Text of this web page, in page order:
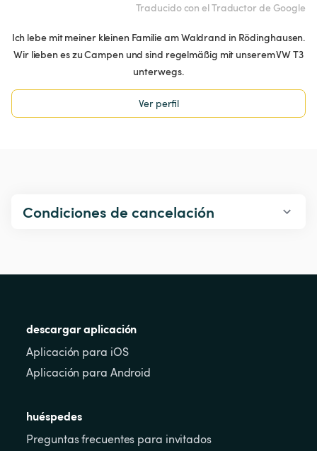
Traducido con el Traductor de Google
Ich lebe mit meiner kleinen Familie am Waldrand in Rödinghausen.
Wir lieben es zu Campen und sind regelmäßig mit unserem VW T3
unterwegs.
Ver perfil
Condiciones de cancelación
descargar aplicación
Aplicación para iOS
Aplicación para Android
huéspedes
Preguntas frecuentes para invitados